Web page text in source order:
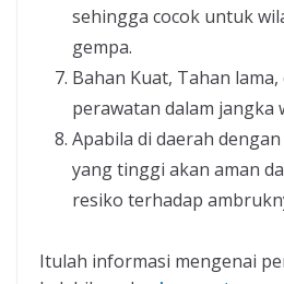
sehingga cocok untuk
gempa.
Bahan Kuat, Tahan
perawatan dalam jangka
Apabila di daerah
yang tinggi akan aman
resiko terhadap
Itulah informasi mengenai